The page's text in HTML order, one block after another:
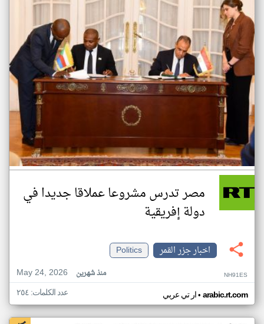
مصر تدرس مشروعا عملاقا جديدا في
دولة إفريقية
اخبار جزر القمر
Politics
May 24, 2026
منذ شهرين NH91ES
ار تي عربي• arabic.rt.com عدد الكلمات: ٢٥٤